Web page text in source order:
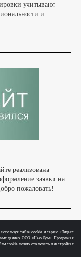
учитывают
и
реализована
заявки на
пожаловать!
файлы cookie и сервис «Яндекс
данных ООО «Нью Дом». Продолжая
cookie можно отключить в настройках